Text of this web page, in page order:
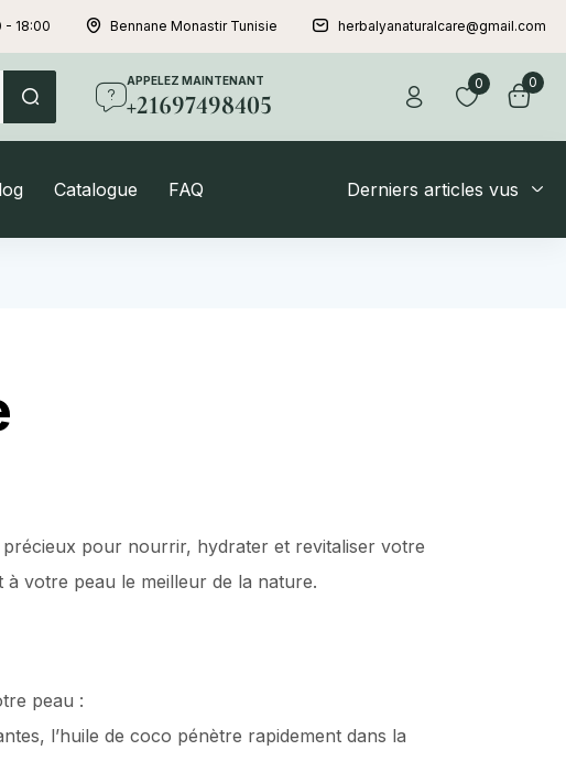
- 18:00 Bennane Monastir Tunisie herbalyanaturalcare@gmail.com
APPELEZ MAINTENANT
+21697498405
0 0
Catalogue FAQ Derniers articles vus
pour nourrir, hydrater et revitaliser votre
votre peau le meilleur de la nature.
peau :
l’huile de coco pénètre rapidement dans la